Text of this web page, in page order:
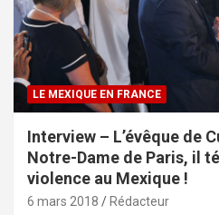
LE MEXIQUE EN FRANCE
Interview – L’évêque de
Notre-Dame de Paris, il
violence au Mexique !
6 mars 2018 Rédacteur